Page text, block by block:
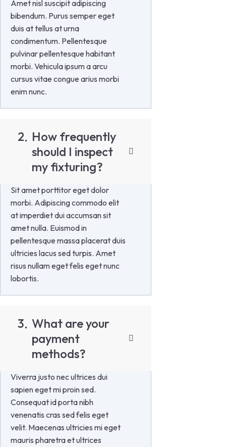
Amet nisl suscipit adipiscing
bibendum. Purus semper eget
duis at tellus at urna
condimentum. Pellentesque
pulvinar pellentesque habitant
morbi. Vehicula ipsum a arcu
cursus vitae congue arius morbi
enim nunc.
2 How frequently
should I inspect
my fixturing?
Sit amet porttitor eget dolor
morbi. Adipiscing commodo elit
at imperdiet dui accumsan sit
amet nulla. Euismod in
pellentesque massa placerat duis
ultricies lacus sed turpis. Amet
risus nullam eget felis eget nunc
lobortis.
3 What are your
payment
methods?
Viverra justo nec ultrices dui
sapien eget mi proin sed.
Consequat id porta nibh
venenatis cras sed felis eget
velit. Maecenas ultricies mi eget
mauris pharetra et ultrices